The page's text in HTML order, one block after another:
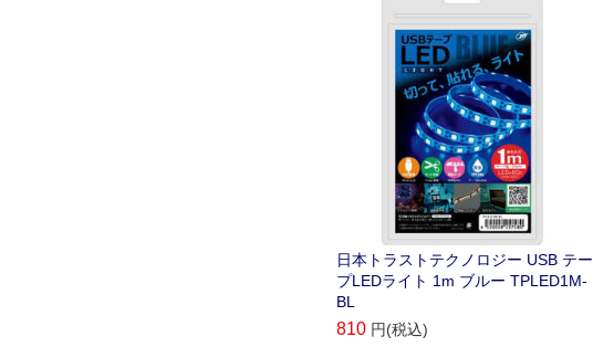
日本トラストテクノロジー USB テー
プLEDライト 1m ブルー TPLED1M-
BL
810 円(税込)